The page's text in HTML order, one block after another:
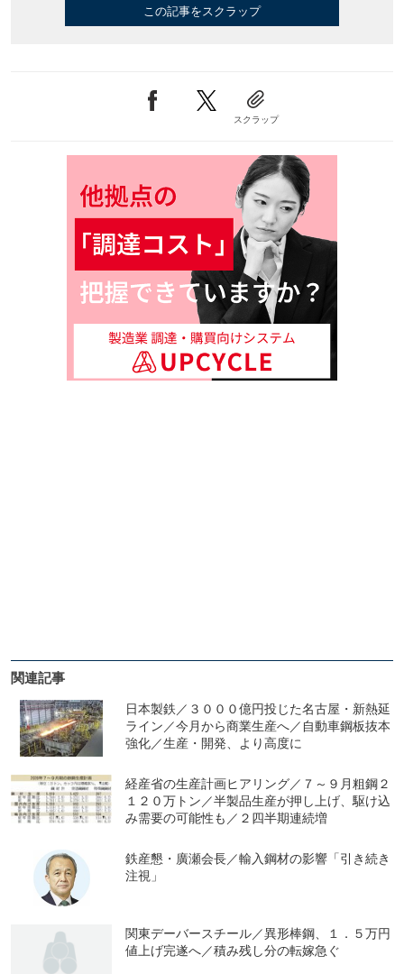
この記事をスクラップ
スクラップ
関連記事
日本製鉄／３０００億円投じた名古屋・新熱延
ライン／今月から商業生産へ／自動車鋼板抜本
強化／生産・開発、より高度に
経産省の生産計画ヒアリング／７～９月粗鋼２
１２０万トン／半製品生産が押し上げ、駆け込
み需要の可能性も／２四半期連続増
鉄産懇・廣瀬会長／輸入鋼材の影響「引き続き
注視」
関東デーバースチール／異形棒鋼、１．５万円
値上げ完遂へ／積み残し分の転嫁急ぐ